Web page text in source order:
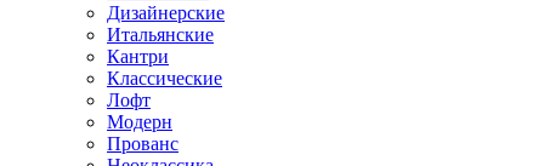
Дизайнерские
Итальянские
Кантри
Классические
Лофт
Модерн
Прованс